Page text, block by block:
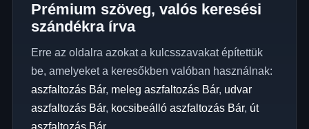
Prémium szöveg, valós keresési
szándékra írva
Erre az oldalra azokat a kulcsszavakat építettük
be, amelyeket a keresőkben valóban használnak:
aszfaltozás Bár, meleg aszfaltozás Bár, udvar
aszfaltozás Bár, kocsibeálló aszfaltozás Bár, út
aszfaltozás Bár.